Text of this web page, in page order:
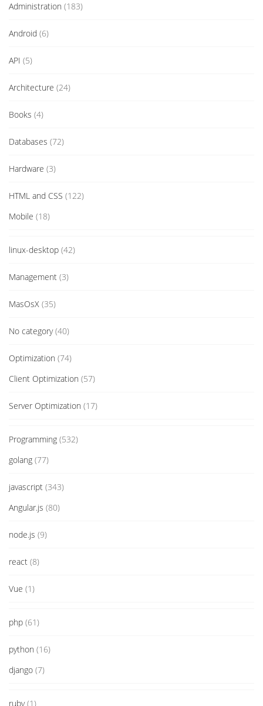
Administration (183)
Android (6)
API (5)
Architecture (24)
Books (4)
Databases (72)
Hardware (3)
HTML and CSS (122)
Mobile (18)
linux-desktop (42)
Management (3)
MasOsX (35)
No category(40)
Optimization (74)
Client Optimization (57)
Server Optimization (17)
Programming (532)
golang (77)
javascript (343)
Angular.js (80)
node.js (9)
react (8)
Vue (1)
php (61)
python (16)
django (7)
ruby(1)